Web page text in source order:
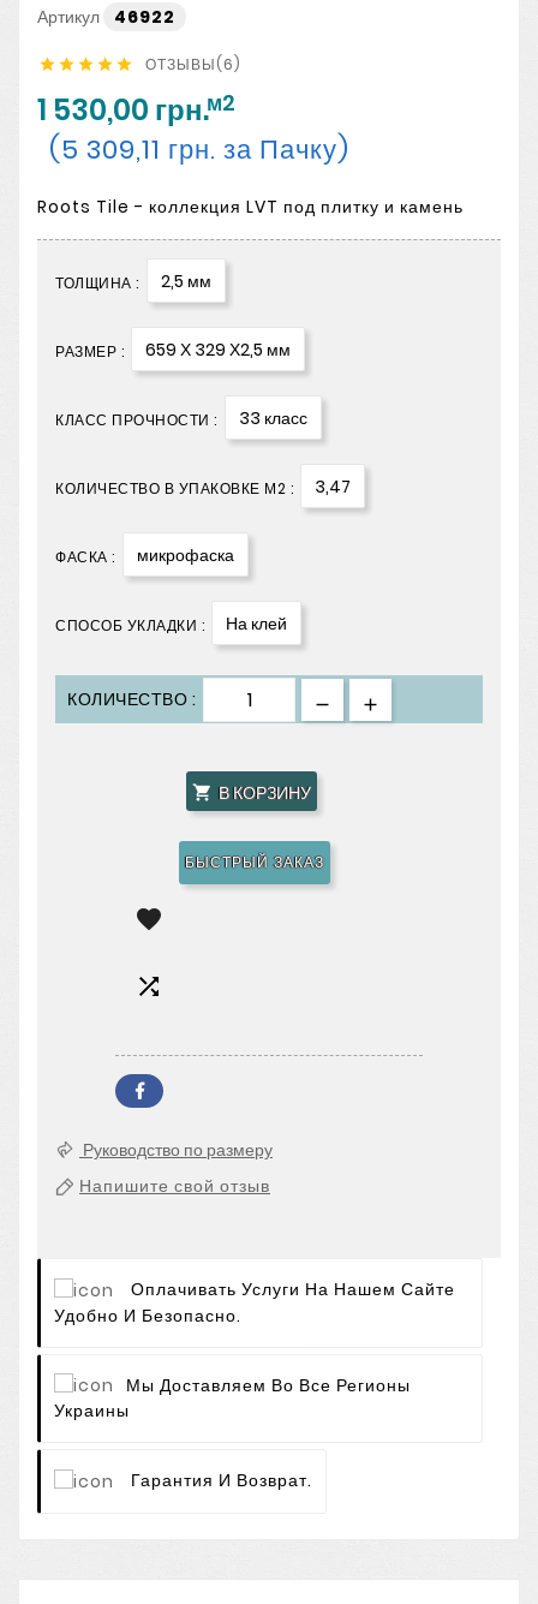
Артикул 46922
     ОТЗЫВЫ(6)
1 530,00 грн.м2
(5 309,11 грн. за Пачку)
Roots Tile - коллекция LVT под плитку и камень
ТОЛЩИНА : 2,5 мм
РАЗМЕР : 659 Х 329 Х2,5 мм
КЛАСС ПРОЧНОСТИ : 33 класс
КОЛИЧЕСТВО В УПАКОВКЕ М2 : 3,47
ФАСКА : микрофаска
СПОСОБ УКЛАДКИ : На клей
КОЛИЧЕСТВО :
 В КОРЗИНУ
БЫСТРЫЙ ЗАКАЗ


Руководство по размеру
Напишите свой отзыв
Оплачивать Услуги На Нашем Сайте
Удобно И Безопасно.
Мы Доставляем Во Все Регионы
Украины
Гарантия И Возврат.